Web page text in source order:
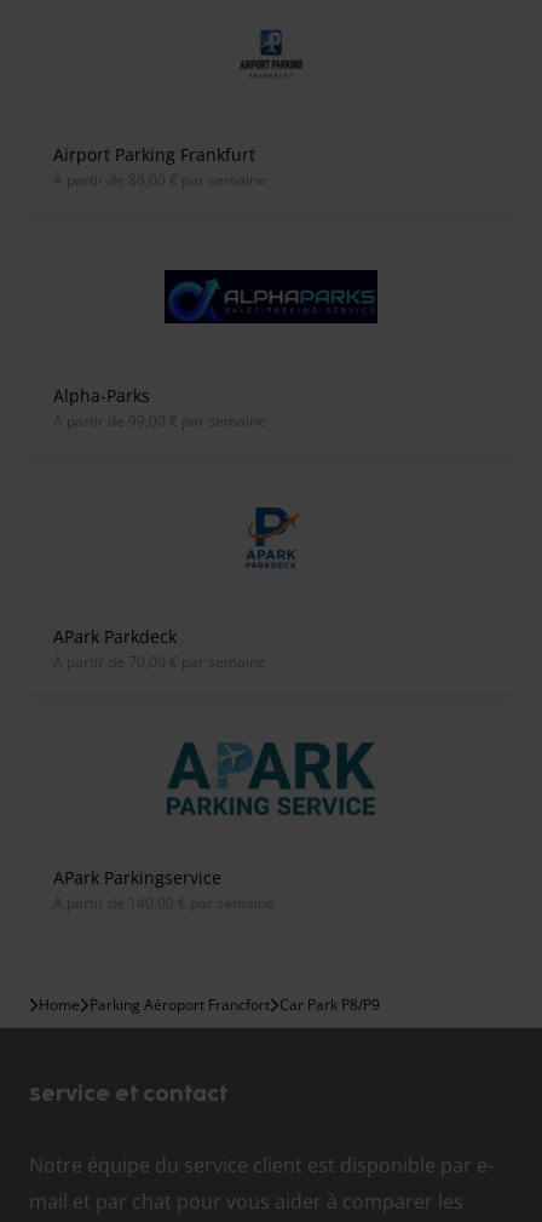
Airport Parking Frankfurt
À partir de 86,00 € par semaine
Alpha-Parks
À partir de 99,00 € par semaine
APark Parkdeck
À partir de 70,00 € par semaine
APark Parkingservice
À partir de 140,00 € par semaine
Home Parking Aéroport Francfort Car Park P8/P9
Service et contact
Notre équipe du service client est disponible par e-
mail et par chat pour vous aider à comparer les